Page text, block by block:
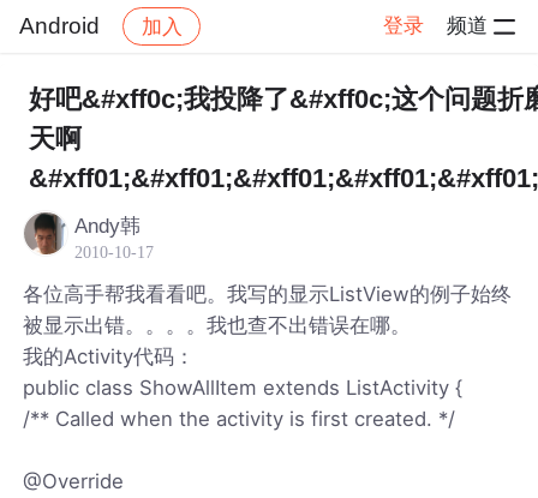
Android 加入 登录 频道
社区 Android 帖子详情
好吧&#xff0c;我投降了&#xff0c;这个问题折
天啊
Andy韩
2010-10-17
各位高手帮我看看吧。我写的显示ListView的例子始终
被显示出错。。。。我也查不出错误在哪。
我的Activity代码：
public class ShowAllItem extends ListActivity {
/** Called when the activity is first created. */
@Override